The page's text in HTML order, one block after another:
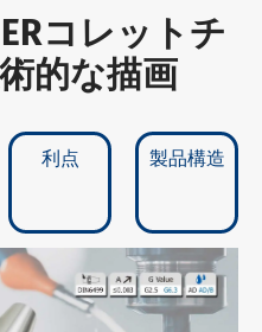
コレットチ
的な描画
利点 製品構造